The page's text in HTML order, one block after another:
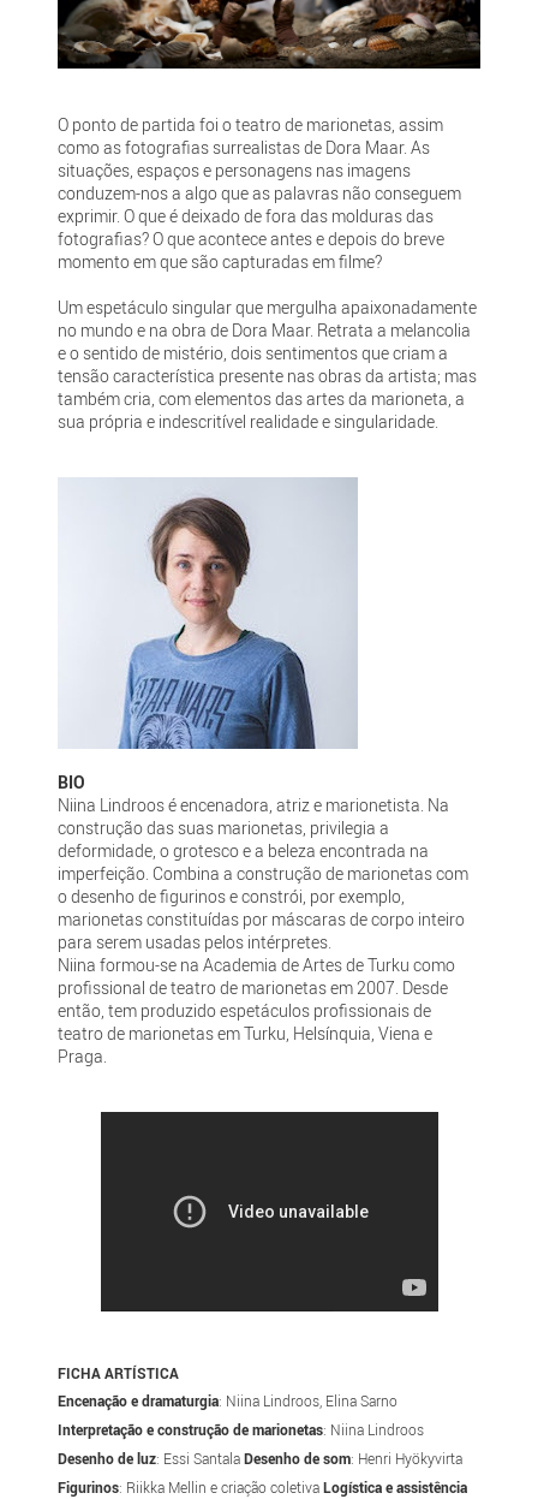
O ponto de partida foi o teatro de marionetas, assim
como as fotografias surrealistas de Dora Maar. As
situações, espaços e personagens nas imagens
conduzem-nos a algo que as palavras não conseguem
exprimir. O que é deixado de fora das molduras das
fotografias? O que acontece antes e depois do breve
momento em que são capturadas em filme?
Um espetáculo singular que mergulha apaixonadamente
no mundo e na obra de Dora Maar. Retrata a melancolia
e o sentido de mistério, dois sentimentos que criam a
tensão característica presente nas obras da artista; mas
também cria, com elementos das artes da marioneta, a
sua própria e indescritível realidade e singularidade.
BIO
Niina Lindroos é encenadora, atriz e marionetista. Na
construção das suas marionetas, privilegia a
deformidade, o grotesco e a beleza encontrada na
imperfeição. Combina a construção de marionetas com
o desenho de figurinos e constrói, por exemplo,
marionetas constituídas por máscaras de corpo inteiro
para serem usadas pelos intérpretes.
Niina formou-se na Academia de Artes de Turku como
profissional de teatro de marionetas em 2007. Desde
então, tem produzido espetáculos profissionais de
teatro de marionetas em Turku, Helsínquia, Viena e
Praga.
FICHA ARTÍSTICA
Encenação e dramaturgia: Niina Lindroos, Elina Sarno
Interpretação e construção de marionetas: Niina Lindroos
Desenho de luz: Essi SantalaDesenho de som: Henri Hyökyvirta
Figurinos: Riikka Mellin e criação coletivaLogística e assistência